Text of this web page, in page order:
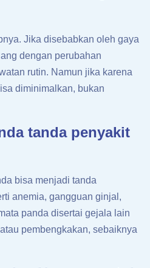
Jika disebabkan oleh gaya
dengan perubahan
rutin. Namun jika karena
diminimalkan, bukan
tanda penyakit
bisa menjadi tanda
anemia, gangguan ginjal,
panda disertai gejala lain
pembengkakan, sebaiknya